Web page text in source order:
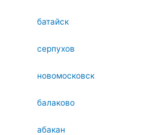
батайск
серпухов
новомосковск
балаково
абакан